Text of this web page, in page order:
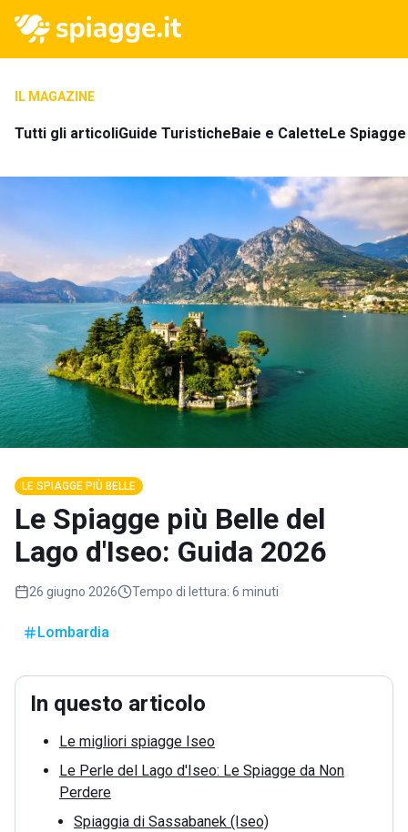
IL MAGAZINE
Tutti gli articoliGuide TuristicheBaie e CaletteLe
LE SPIAGGE PIÙ BELLE
Le Spiagge più Belle del
Lago d'Iseo: Guida 2026
26 giugno 2026 Tempo di lettura: 6 minuti
Lombardia
In questo articolo
Le migliori spiagge Iseo
Le Perle del Lago d'Iseo: Le Spiagge da Non
Perdere
Spiaggia di Sassabanek (Iseo)